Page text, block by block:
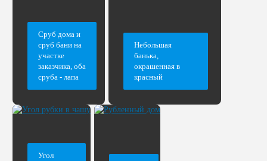
Сруб дома и
сруб бани на
участке
заказчика, оба
сруба - лапа
Небольшая
банька,
окрашенная в
красный
Угол